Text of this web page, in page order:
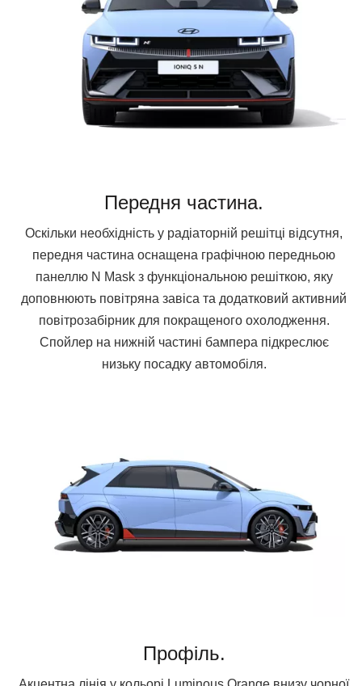
Передня частина.
Оскільки необхідність у радіаторній решітці відсутня,
передня частина оснащена графічною передньою
панеллю N Mask з функціональною решіткою, яку
доповнюють повітряна завіса та додатковий активний
повітрозабірник для покращеного охолодження.
Спойлер на нижній частині бампера підкреслює
низьку посадку автомобіля.
Профіль.